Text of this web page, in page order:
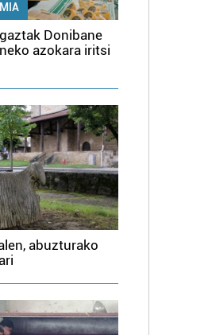
Donibane
azokara iritsi
abuzturako